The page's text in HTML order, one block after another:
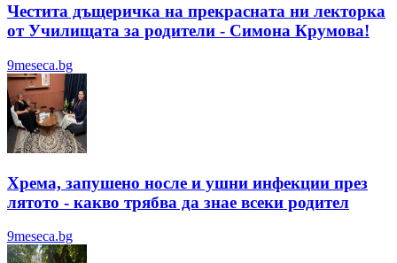
Честита дъщеричка на прекрасната ни лекторка
от Училищата за родители - Симона Крумова!
9meseca.bg
Хрема, запушено носле и ушни инфекции през
лятотo - какво трябва да знае всеки родител
9meseca.bg